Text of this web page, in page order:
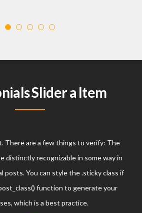
Slider a Item
There are a few things to verify: The
distinctly recognizable in some way in
posts. You can style the .sticky class if
function to generate your
which is a best practice.